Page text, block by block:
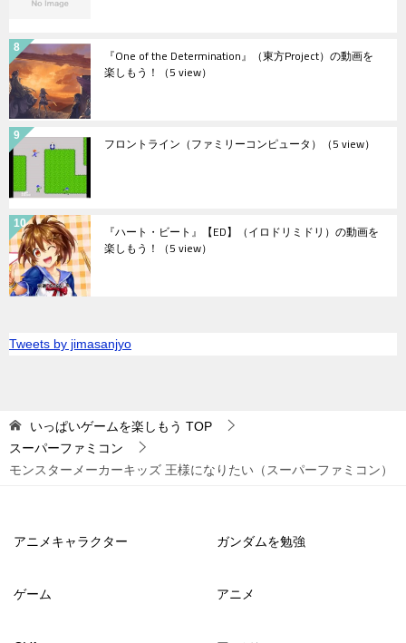
『One of the Determination』（東方Project）の動画を
楽しもう！ （5 view）
フロントライン（ファミリーコンピュータ） （5 view）
『ハート・ビート』【ED】（イロドリミドリ）の動画を
楽しもう！ （5 view）
Tweets by jimasanjyo
いっぱいゲームを楽しもう TOP
スーパーファミコン
モンスターメーカーキッズ 王様になりたい（スーパーファミコン）
アニメキャラクター ガンダムを勉強
ゲーム アニメ